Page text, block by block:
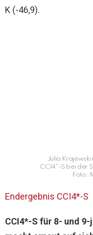
K (-46,9).
Julia Krajewski
CCI4*-S bei der
Foto:
Endergebnis CCI4*-S
CCI4*-S für 8- und